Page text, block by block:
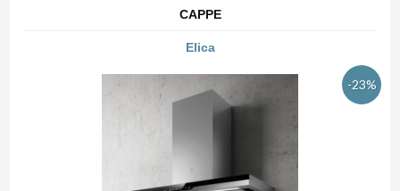
CAPPE
Elica
-23%